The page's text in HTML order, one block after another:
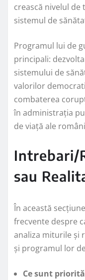
crească nivelul de
sistemul de
Programul lui de
principali:
sistemului de
valorilor
combaterea
în administrația
de viață ale
Intrebari/
sau
În această
frecvente despre
analiza miturile și
și programul lor
Ce sunt